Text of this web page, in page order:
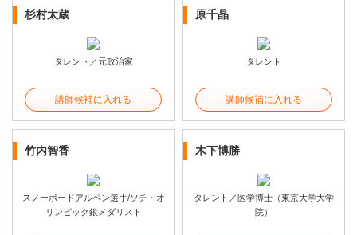
杉村太蔵
タレント／元政治家
講師候補に入れる
原千晶
タレント
講師候補に入れる
竹内智香
スノーボードアルペン選手/ソチ・オ
リンピック銀メダリスト
木下博勝
タレント／医学博士（東京大学大学
院）